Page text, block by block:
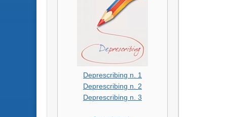
Deprescribing n. 1
Deprescribing n. 2
Deprescribing n. 3